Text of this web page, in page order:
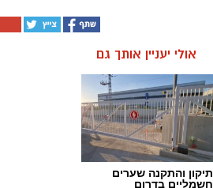
אולי יעניין אותך גם
תיקון והתקנה שערים
חשמליים בדרום